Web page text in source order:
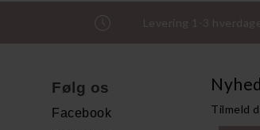
Levering 1-3 hverdage
Følg os
Facebook
Tilmeld